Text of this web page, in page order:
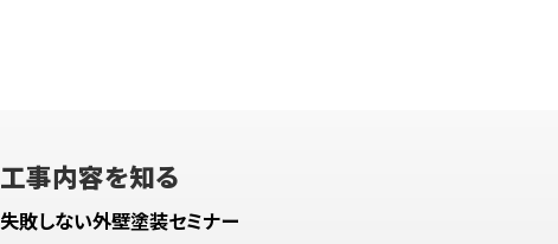
工事内容を知る
失敗しない外壁塗装セミナー